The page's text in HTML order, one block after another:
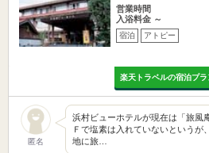
営業時間
入浴料金 ～
宿泊 アトピー
楽天トラベルの宿泊プラ
匿名
浜村ビューホテルが現在は「旅
Ｆで塩素は入れていないという
地に旅…